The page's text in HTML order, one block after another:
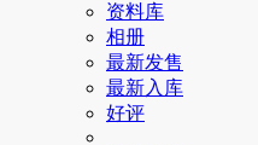
资料库
相册
最新发售
最新入库
好评